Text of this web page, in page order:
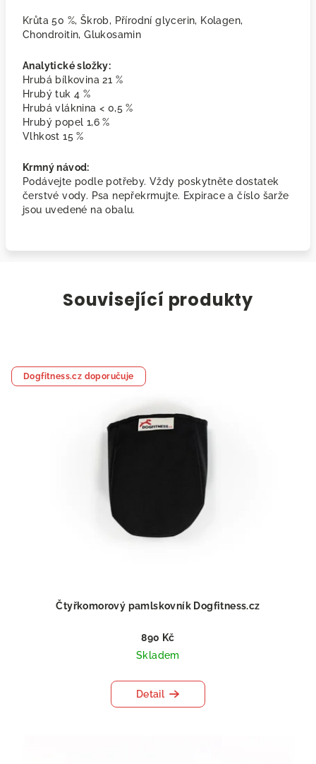
Krůta 50 %, Škrob, Přírodní glycerin, Kolagen,
Chondroitin, Glukosamin
Analytické složky:
Hrubá bílkovina 21 %
Hrubý tuk 4 %
Hrubá vláknina < 0,5 %
Hrubý popel 1,6 %
Vlhkost 15 %
Krmný návod:
Podávejte podle potřeby. Vždy poskytněte dostatek
čerstvé vody. Psa nepřekrmujte. Expirace a číslo šarže
jsou uvedené na obalu.
Související produkty
Dogfitness.cz doporučuje
Čtyřkomorový pamlskovník Dogfitness.cz
890 Kč
Skladem
Detail